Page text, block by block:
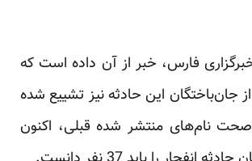
فارس، خبر از آن داده است که
جان‌باختگان این حادثه نیز تشییع شده
نام‌های منتشر شده قبلی، اکنون